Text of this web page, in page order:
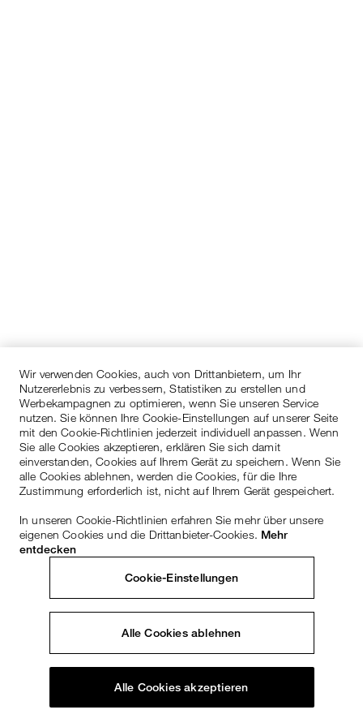
Wir verwenden Cookies, auch von Drittanbietern, um Ihr
Nutzererlebnis zu verbessern, Statistiken zu erstellen und
Werbekampagnen zu optimieren, wenn Sie unseren Service
nutzen. Sie können Ihre Cookie-Einstellungen auf unserer Seite
mit den Cookie-Richtlinien jederzeit individuell anpassen. Wenn
Sie alle Cookies akzeptieren, erklären Sie sich damit
einverstanden, Cookies auf Ihrem Gerät zu speichern. Wenn Sie
alle Cookies ablehnen, werden die Cookies, für die Ihre
Zustimmung erforderlich ist, nicht auf Ihrem Gerät gespeichert.
In unseren Cookie-Richtlinien erfahren Sie mehr über unsere
eigenen Cookies und die Drittanbieter-Cookies. Mehr
entdecken
Cookie-Einstellungen
Alle Cookies ablehnen
Alle Cookies akzeptieren